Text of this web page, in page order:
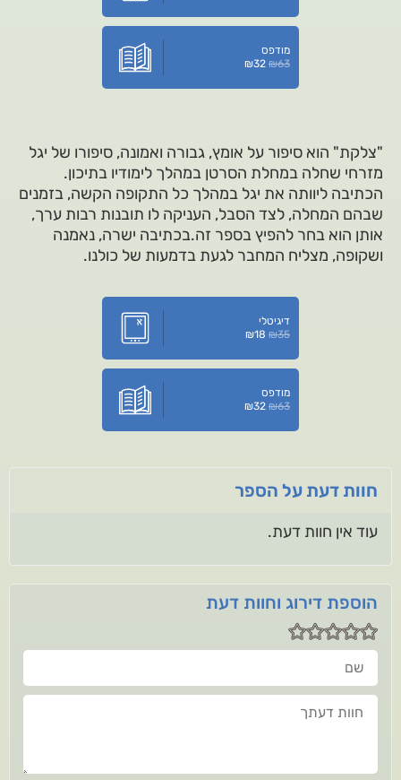
מודפס
₪63
₪32
"צלקת" הוא סיפור על אומץ, גבורה ואמונה, סיפורו של יגל
מזרחי שחלה במחלת הסרטן במהלך לימודיו בתיכון.
הכתיבה ליוותה את יגל במהלך כל התקופה הקשה, בזמנים
שבהם המחלה, לצד הסבל, העניקה לו תובנות רבות ערך,
אותן הוא בחר להפיץ בספר זה.בכתיבה ישרה, נאמנה
ושקופה, מצליח המחבר לגעת בדמעות של כולנו.
דיגיטלי
₪35
₪18
מודפס
₪63
₪32
חוות דעת על הספר
עוד אין חוות דעת.
הוספת דירוג וחוות דעת
שם
חוות דעתך